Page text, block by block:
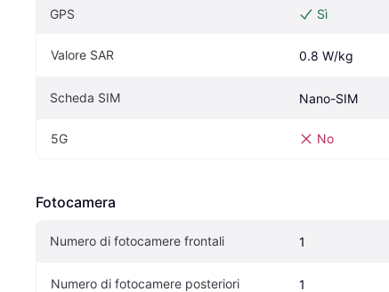
GPS Sì
Valore SAR 0.8 W/kg
Scheda SIM Nano-SIM
5G No
Fotocamera
Numero di fotocamere frontali 1
Numero di fotocamere posteriori 1